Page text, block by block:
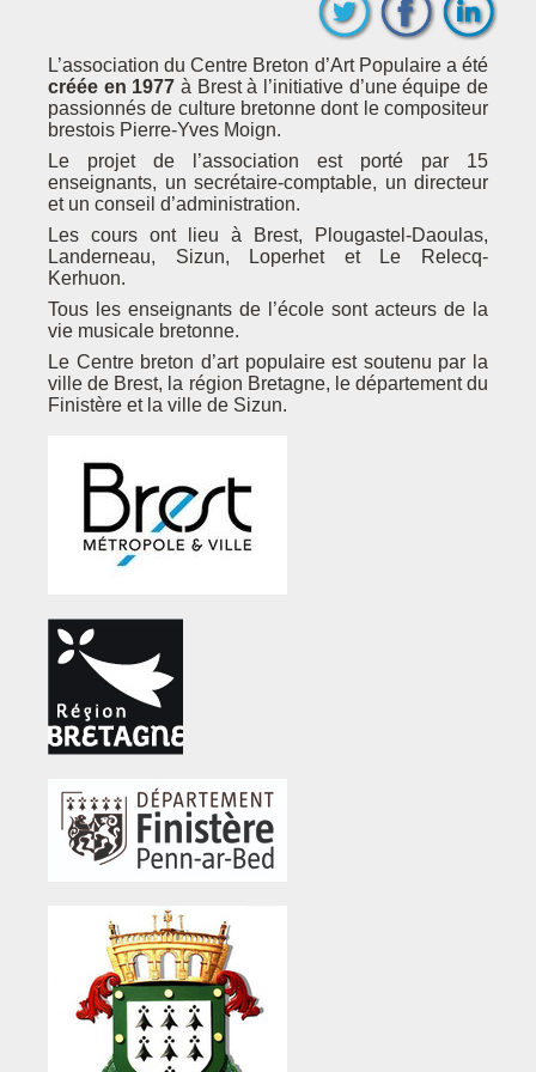
L’association du Centre Breton d’Art Populaire a été
créée en 1977 à Brest à l’initiative d’une équipe de
passionnés de culture bretonne dont le compositeur
brestois Pierre-Yves Moign.
Le projet de l’association est porté par 15
enseignants, un secrétaire-comptable, un directeur
et un conseil d’administration.
Les cours ont lieu à Brest, Plougastel-Daoulas,
Landerneau, Sizun, Loperhet et Le Relecq-
Kerhuon.
Tous les enseignants de l’école sont acteurs de la
vie musicale bretonne.
Le Centre breton d’art populaire est soutenu par la
ville de Brest, la région Bretagne, le département du
Finistère et la ville de Sizun.